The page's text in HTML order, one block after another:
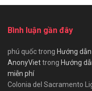
Bình luận gần đây
phú quốctrong Hướng
AnonyViettrong Hướng
miễn phí
Colonia del Sacramento